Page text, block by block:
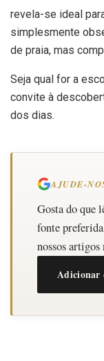
revela-se ideal
simplesmente
de praia, mas
Seja qual for a
convite à
dos dias.
AJUDE-
Gosta do que
fonte
nossos artigos